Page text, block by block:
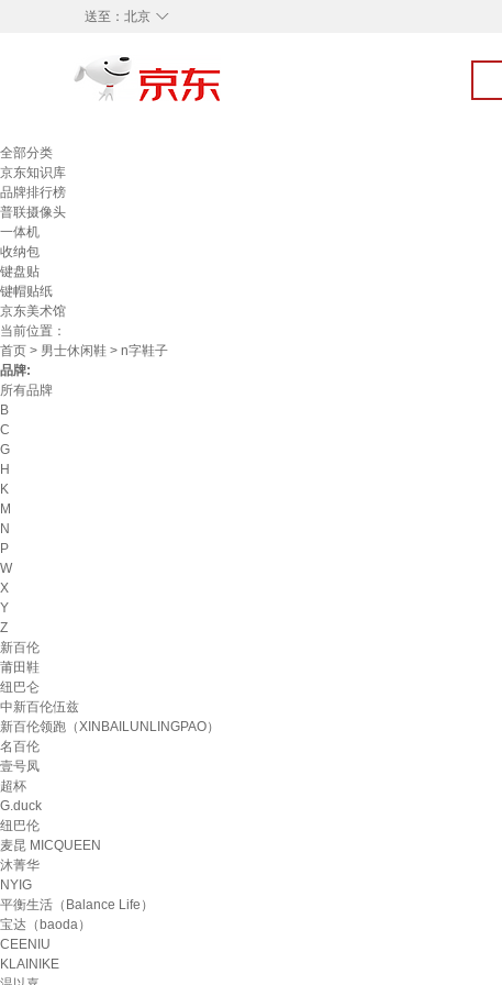
◇
送至： 北京
全部分类
京东知识库
品牌排行榜
普联摄像头
一体机
收纳包
键盘贴
键帽贴纸
京东美术馆
当前位置：
首页 > 男士休闲鞋 > n字鞋子
品牌:
所有品牌
B
C
G
H
K
M
N
P
W
X
Y
Z
新百伦
莆田鞋
纽巴仑
中新百伦伍兹
新百伦领跑（XINBAILUNLINGPAO）
名百伦
壹号凤
超杯
G.duck
纽巴伦
麦昆 MICQUEEN
沐菁华
NYIG
平衡生活（Balance Life）
宝达（baoda）
CEENIU
KLAINIKE